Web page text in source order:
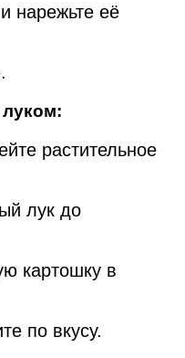
нарежьте её
растительное
лук до
картошку в
по вкусу.